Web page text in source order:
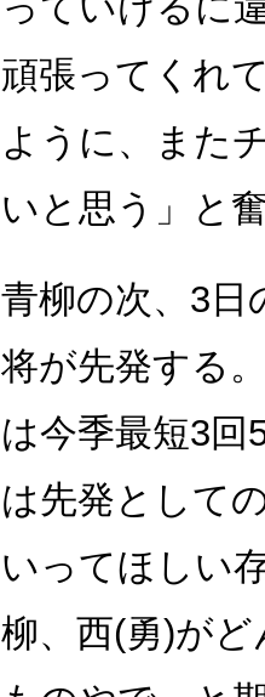
頑張ってくれ
ように、また
いと思う」と
青柳の次、3日
将が先発する
は今季最短3回
は先発として
いってほしい
柳、西(勇)が